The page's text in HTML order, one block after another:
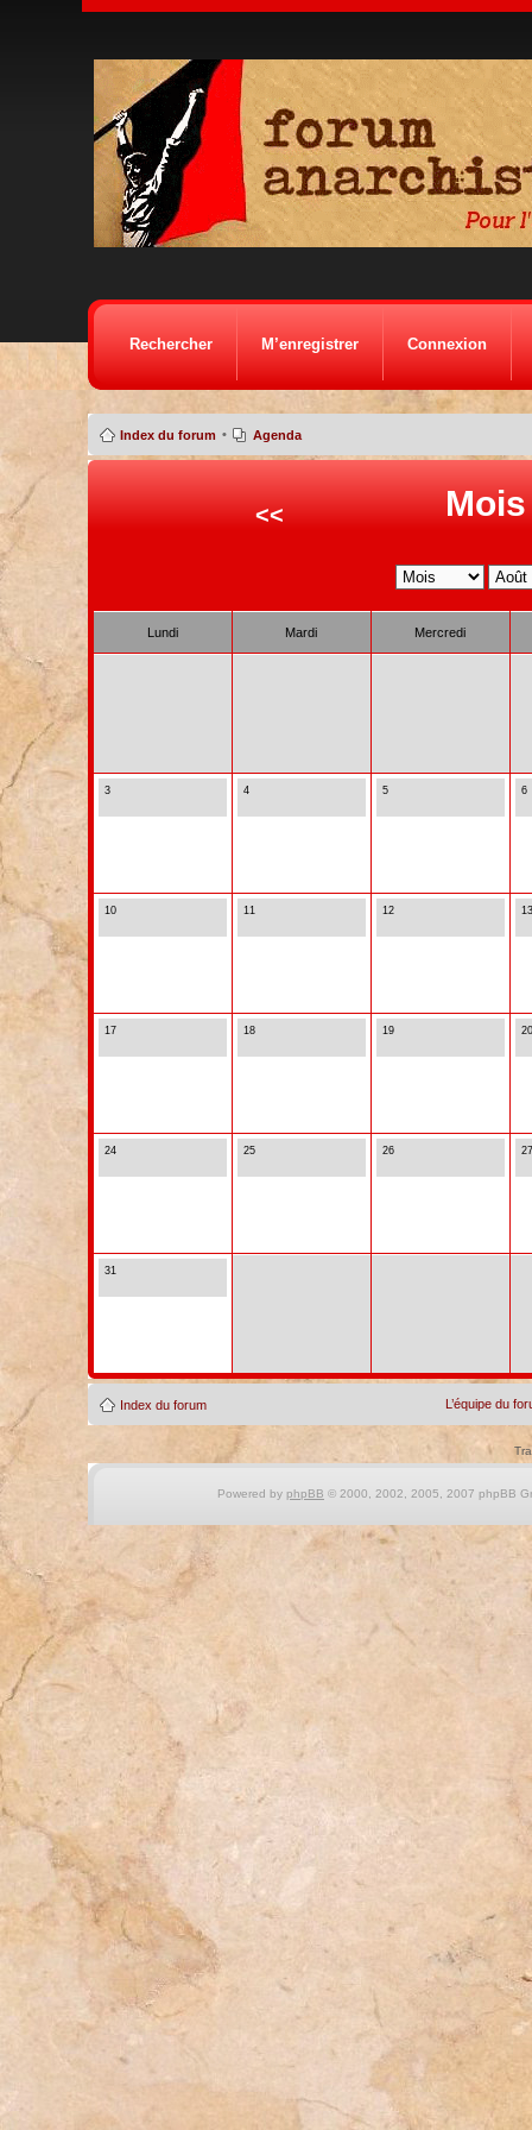
Rechercher M’enregistrer Connexion
Index du forum • Agenda
<<
Lundi Mardi Mercredi
3 4 5 6
10 11 12 13
17 18 19 20
24 25 26 27
31
Index du forum L’équipe du
Powered by phpBB © 2000, 2002, 2005, 2007 phpBB